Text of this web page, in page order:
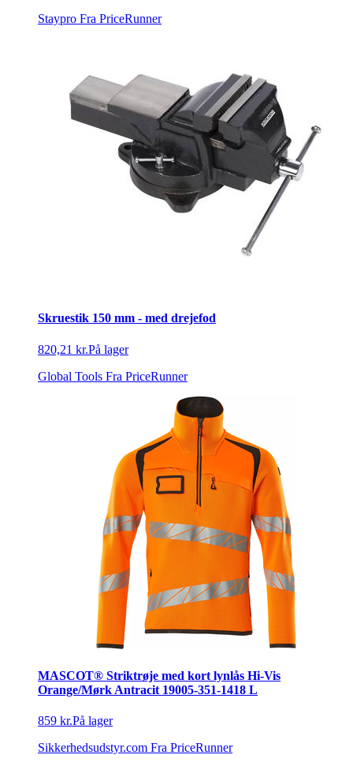
Staypro Fra PriceRunner
Skruestik 150 mm - med drejefod
820,21 kr.På lager
Global Tools Fra PriceRunner
MASCOT® Striktrøje med kort lynlås Hi-Vis
Orange/Mørk Antracit 19005-351-1418 L
859 kr.På lager
Sikkerhedsudstyr.com Fra PriceRunner